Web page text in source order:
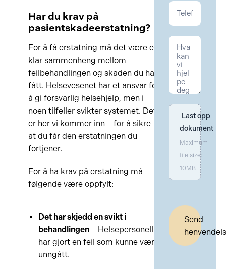
Har du krav på
pasientskadeerstatning?
For å få erstatning må det være en
klar sammenheng mellom
feilbehandlingen og skaden du har
fått. Helsevesenet har et ansvar for
å gi forsvarlig helsehjelp, men i
noen tilfeller svikter systemet. Det
er her vi kommer inn – for å sikre
at du får den erstatningen du
fortjener.
For å ha krav på erstatning må
følgende være oppfylt:
Det har skjedd en svikt i
behandlingen– Helsepersonell
har gjort en feil som kunne vært
unngått.
Last opp
dokument
Maximum
file size:
10MB
Send